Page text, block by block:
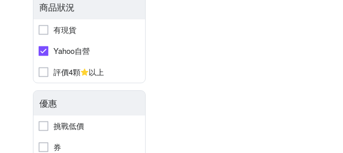
商品狀況
有現貨
Yahoo自營
評價4顆
以上
優惠
挑戰低價
券